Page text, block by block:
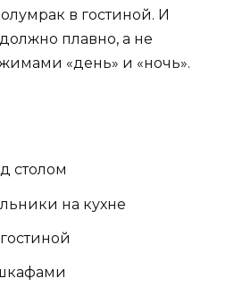
в гостиной. И
плавно, а не
«день» и «ночь».
столом
на кухне